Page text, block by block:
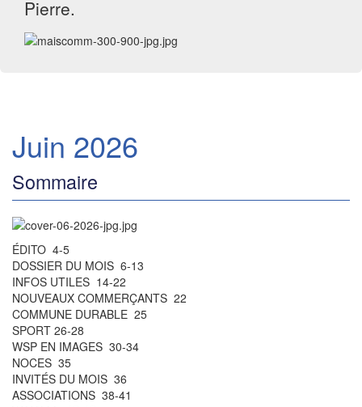
Pierre.
Juin 2026
Sommaire
ÉDITO 4-5
DOSSIER DU MOIS 6-13
INFOS UTILES 14-22
NOUVEAUX COMMERÇANTS 22
COMMUNE DURABLE 25
SPORT 26-28
WSP EN IMAGES 30-34
NOCES 35
INVITÉS DU MOIS 36
ASSOCIATIONS 38-41